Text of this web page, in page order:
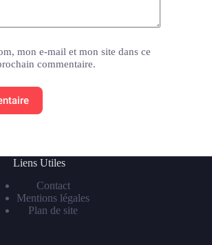
mon e-mail et mon site dans ce
commentaire.
Liens Utiles
Contact
Mentions légales
Plan de site